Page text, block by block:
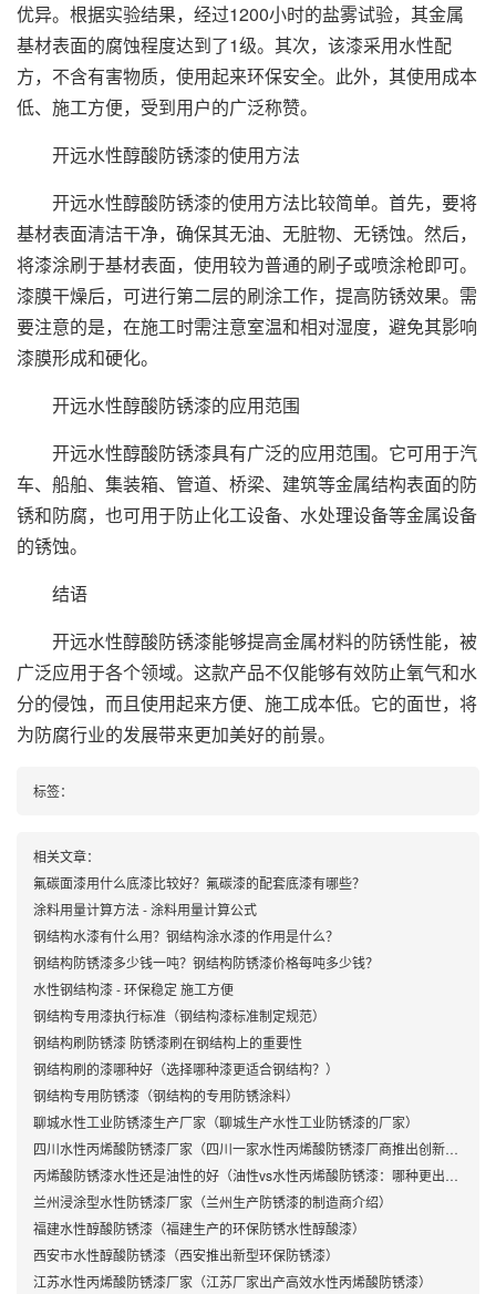
优异。根据实验结果，经过1200小时的盐雾试验，其金属
基材表面的腐蚀程度达到了1级。其次，该漆采用水性配
方，不含有害物质，使用起来环保安全。此外，其使用成本
低、施工方便，受到用户的广泛称赞。
开远水性醇酸防锈漆的使用方法
开远水性醇酸防锈漆的使用方法比较简单。首先，要将
基材表面清洁干净，确保其无油、无脏物、无锈蚀。然后，
将漆涂刷于基材表面，使用较为普通的刷子或喷涂枪即可。
漆膜干燥后，可进行第二层的刷涂工作，提高防锈效果。需
要注意的是，在施工时需注意室温和相对湿度，避免其影响
漆膜形成和硬化。
开远水性醇酸防锈漆的应用范围
开远水性醇酸防锈漆具有广泛的应用范围。它可用于汽
车、船舶、集装箱、管道、桥梁、建筑等金属结构表面的防
锈和防腐，也可用于防止化工设备、水处理设备等金属设备
的锈蚀。
结语
开远水性醇酸防锈漆能够提高金属材料的防锈性能，被
广泛应用于各个领域。这款产品不仅能够有效防止氧气和水
分的侵蚀，而且使用起来方便、施工成本低。它的面世，将
为防腐行业的发展带来更加美好的前景。
标签：
相关文章：
氟碳面漆用什么底漆比较好？氟碳漆的配套底漆有哪些？
涂料用量计算方法 - 涂料用量计算公式
钢结构水漆有什么用？钢结构涂水漆的作用是什么？
钢结构防锈漆多少钱一吨？钢结构防锈漆价格每吨多少钱？
水性钢结构漆 - 环保稳定 施工方便
钢结构专用漆执行标准（钢结构漆标准制定规范）
钢结构刷防锈漆 防锈漆刷在钢结构上的重要性
钢结构刷的漆哪种好（选择哪种漆更适合钢结构？）
钢结构专用防锈漆（钢结构的专用防锈涂料）
聊城水性工业防锈漆生产厂家（聊城生产水性工业防锈漆的厂家）
四川水性丙烯酸防锈漆厂家（四川一家水性丙烯酸防锈漆厂商推出创新产品）
丙烯酸防锈漆水性还是油性的好（油性vs水性丙烯酸防锈漆：哪种更出色？）
兰州浸涂型水性防锈漆厂家（兰州生产防锈漆的制造商介绍）
福建水性醇酸防锈漆（福建生产的环保防锈水性醇酸漆）
西安市水性醇酸防锈漆（西安推出新型环保防锈漆）
江苏水性丙烯酸防锈漆厂家（江苏厂家出产高效水性丙烯酸防锈漆）